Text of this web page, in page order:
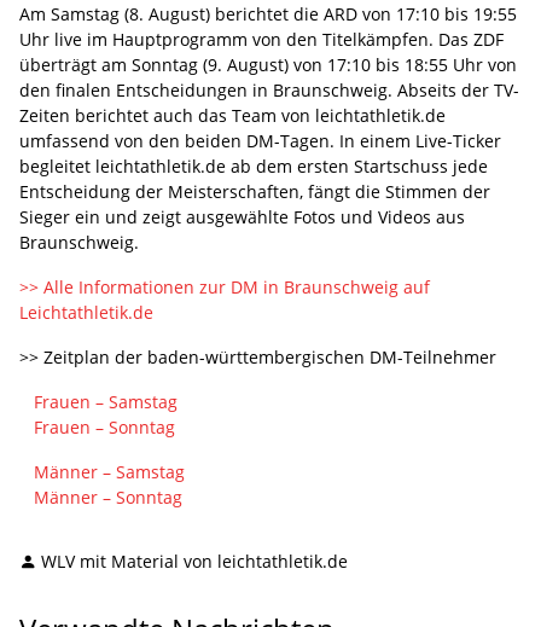
Am Samstag (8. August) berichtet die ARD von 17:10 bis 19:55
Uhr live im Hauptprogramm von den Titelkämpfen. Das ZDF
überträgt am Sonntag (9. August) von 17:10 bis 18:55 Uhr von
den finalen Entscheidungen in Braunschweig. Abseits der TV-
Zeiten berichtet auch das Team von leichtathletik.de
umfassend von den beiden DM-Tagen. In einem Live-Ticker
begleitet leichtathletik.de ab dem ersten Startschuss jede
Entscheidung der Meisterschaften, fängt die Stimmen der
Sieger ein und zeigt ausgewählte Fotos und Videos aus
Braunschweig.
>> Alle Informationen zur DM in Braunschweig auf
Leichtathletik.de
>> Zeitplan der baden-württembergischen DM-Teilnehmer
Frauen – Samstag
Frauen – Sonntag
Männer – Samstag
Männer – Sonntag
WLV mit Material von leichtathletik.de